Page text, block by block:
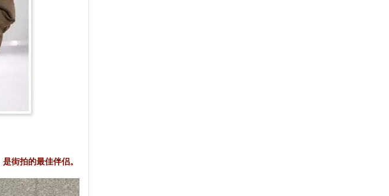
是街拍的最佳伴侣。